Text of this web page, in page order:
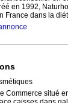
en 1992,
France dans la
Commerce situé